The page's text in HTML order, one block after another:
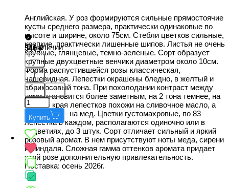
Английская. У роз формируются сильные прямостоячие
кусты среднего размера, практически одинаковые по
высоте и ширине, около 75см. Стебли цветков сильные,
крепкие, практически лишенные шипов. Листья не очень
крупные, глянцевые, темно-зеленые. Сорт образует
крупные двухцветные венчики диаметром около 10см.
Форма распустившейся розы классическая,
чашевидная. Лепестки окрашены бледно, в желтый и
абрикосовый тона. При похолодании контраст между
ними становится более заметным, на 2 тона темнее, на
солнце края лепестков похожи на сливочное масло, а
серединки – на мед. Цветки густомахровые, по 83
лепестка в каждом, располагаются одиночно или в
соцветиях, до 3 штук. Сорт отличает сильный и яркий
розовый аромат. В нем присутствуют ноты меда, сирени
и миндаля. Сложная гамма оттенков аромата придает
этой розе дополнительную привлекательность.
Поставка: осень 2026г.
В наличии
546
Купить